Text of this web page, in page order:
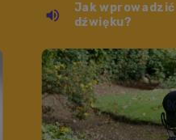
Jak
dźwięku?